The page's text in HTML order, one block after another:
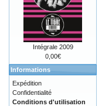
Intégrale 2009
0,00€
Informations
Expédition
Confidentialité
Conditions d'utilisation